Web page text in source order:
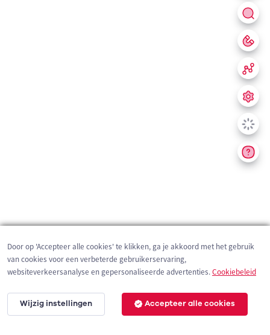
200 m
Door op 'Accepteer alle cookies' te klikken, ga je akkoord met het gebruik
van cookies voor een verbeterde gebruikerservaring,
websiteverkeersanalyse en gepersonaliseerde advertenties.Cookiebeleid
Wijzig instellingen Accepteer alle cookies